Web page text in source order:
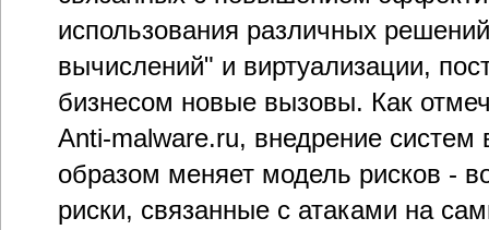
использования различных
вычислений" и виртуализации,
бизнесом новые вызовы. Как
Anti-malware.ru, внедрение систем
образом меняет модель рисков -
риски, связанные с атаками на